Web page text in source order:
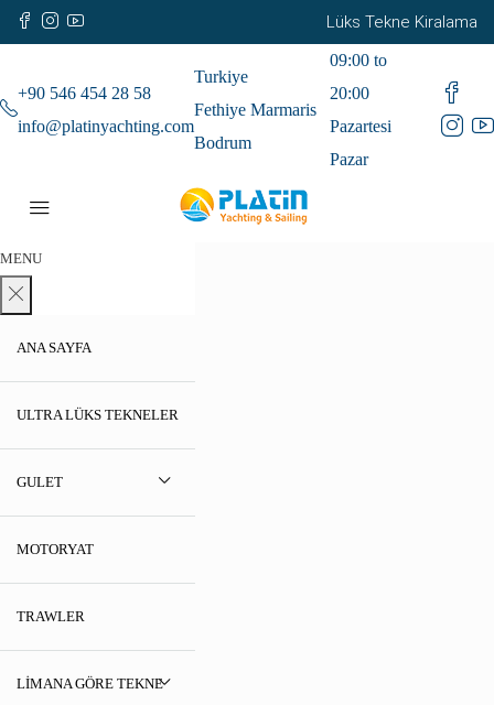
Lüks Tekne Kiralama
+90 546 454 28 58
info@platinyachting.com
Turkiye
Fethiye Marmaris
Bodrum
09:00 to
20:00
Pazartesi
Pazar
MENU
ANA SAYFA
ULTRA LÜKS TEKNELER
GULET
MOTORYAT
TRAWLER
LIMANA GÖRE TEKNE